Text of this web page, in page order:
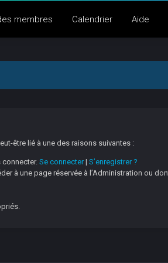
membres Calendrier Aide
être lié à une des raisons suivantes :
connecter. Se connecter| S’enregistrer ?
à une page réservée à l’Administration ou